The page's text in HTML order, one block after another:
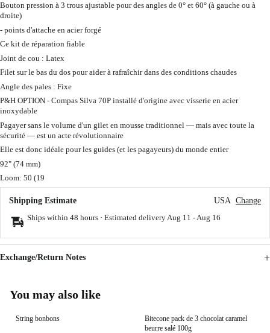
Bouton pression à 3 trous ajustable pour des angles de 0° et 60° (à gauche ou à
droite)
- points d'attache en acier forgé
Ce kit de réparation fiable
Joint de cou : Latex
Filet sur le bas du dos pour aider à rafraîchir dans des conditions chaudes
Angle des pales : Fixe
P&H OPTION - Compas Silva 70P installé d'origine avec visserie en acier
inoxydable
Pagayer sans le volume d'un gilet en mousse traditionnel — mais avec toute la
sécurité — est un acte révolutionnaire
Elle est donc idéale pour les guides (et les pagayeurs) du monde entier
92" (74 mm)
Loom: 50 (19
Shipping Estimate USA Change
Ships within 48 hours · Estimated delivery Aug 11 - Aug 16
Exchange/Return Notes
You may also like
String bonbons
Bitecone pack de 3 chocolat caramel
beurre salé 100g